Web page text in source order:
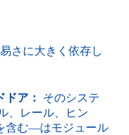
さに大きく依存し
ア：
そのシステ
、レール、ヒン
含む—はモジュール